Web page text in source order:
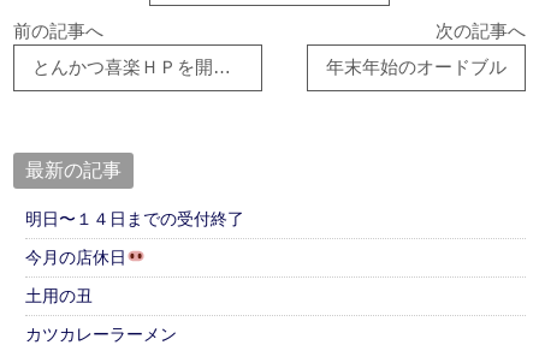
前の記事へ
とんかつ喜楽ＨＰを開設しました！
次の記事へ
年末年始のオードブル
最新の記事
明日〜１４日までの受付終了
今月の店休日
土用の丑
カツカレーラーメン